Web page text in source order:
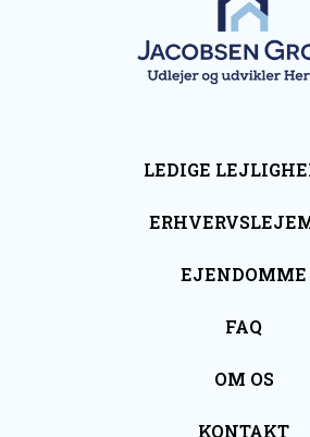
LEDIGE
EJENDOMME
FAQ
OM OS
KONTAKT